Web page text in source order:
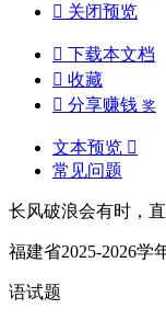
 关闭预览
 下载本文档
 收藏
 分享赚钱 奖
文本预览 
常见问题
长风破浪会有时，
福建省2025-2026学
语试题